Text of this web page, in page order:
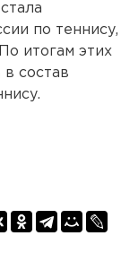
по теннису,
итогам этих
состав